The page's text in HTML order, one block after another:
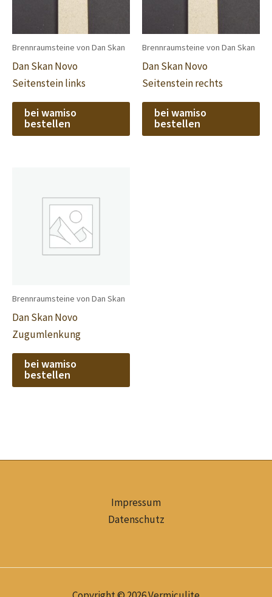
Brennraumsteine von Dan Skan
Dan Skan Novo
Seitenstein links
bei wamiso
bestellen
Brennraumsteine von Dan Skan
Dan Skan Novo
Seitenstein rechts
bei wamiso
bestellen
Brennraumsteine von Dan Skan
Dan Skan Novo
Zugumlenkung
bei wamiso
bestellen
Impressum
Datenschutz